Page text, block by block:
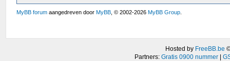
MyBB forum aangedreven doorMyBB , © 2002-2026MyBB Group
Hosted by FreeBB.be
Partners: Gratis 0900 nummer|